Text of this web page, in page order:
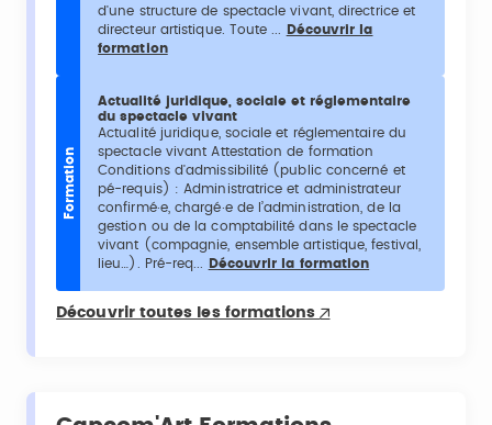
d'une structure de spectacle vivant, directrice et
directeur artistique. Toute ...
Découvrir la
formation
Formation
Actualité juridique, sociale et réglementaire
du spectacle vivant
Actualité juridique, sociale et réglementaire du
spectacle vivant Attestation de formation
Conditions d'admissibilité (public concerné et
pé-requis) : Administratrice et administrateur
confirmé·e, chargé·e de l’administration, de la
gestion ou de la comptabilité dans le spectacle
vivant (compagnie, ensemble artistique, festival,
lieu…). Pré-req...
Découvrir la formation
Découvrir toutes les formations